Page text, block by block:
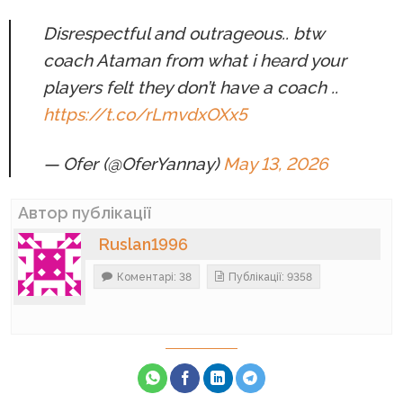
Disrespectful and outrageous.. btw
coach Ataman from what i heard your
players felt they don’t have a coach ..
https://t.co/rLmvdxOXx5
— Ofer (@OferYannay) May 13, 2026
Автор публікації
Ruslan1996
Коментарі: 38 Публікації: 9358